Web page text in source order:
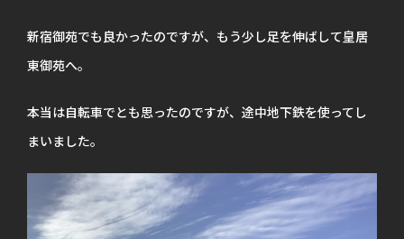
新宿御苑でも良かったのですが、もう少し足を伸ばして皇居
東御苑へ。
本当は自転車でとも思ったのですが、途中地下鉄を使ってし
まいました。